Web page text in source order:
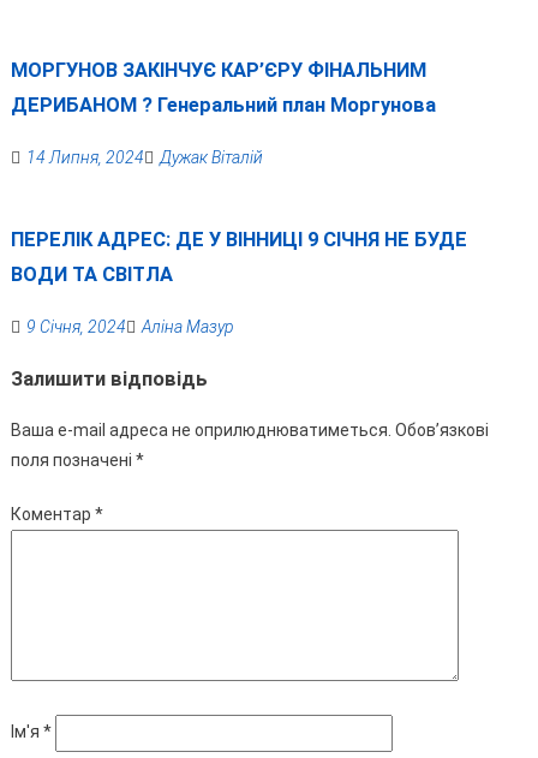
МОРГУНОВ ЗАКІНЧУЄ КАР’ЄРУ ФІНАЛЬНИМ
ДЕРИБАНОМ ? Генеральний план Моргунова
14 Липня, 2024 Дужак Віталій
ПЕРЕЛІК АДРЕС: ДЕ У ВІННИЦІ 9 СІЧНЯ НЕ БУДЕ
ВОДИ ТА СВІТЛА
9 Січня, 2024 Аліна Мазур
Залишити відповідь
Ваша e-mail адреса не оприлюднюватиметься. Обов’язкові
поля позначені *
Коментар *
Ім'я *